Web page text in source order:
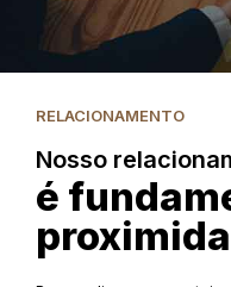
RELACIONAMENTO
Nosso
é